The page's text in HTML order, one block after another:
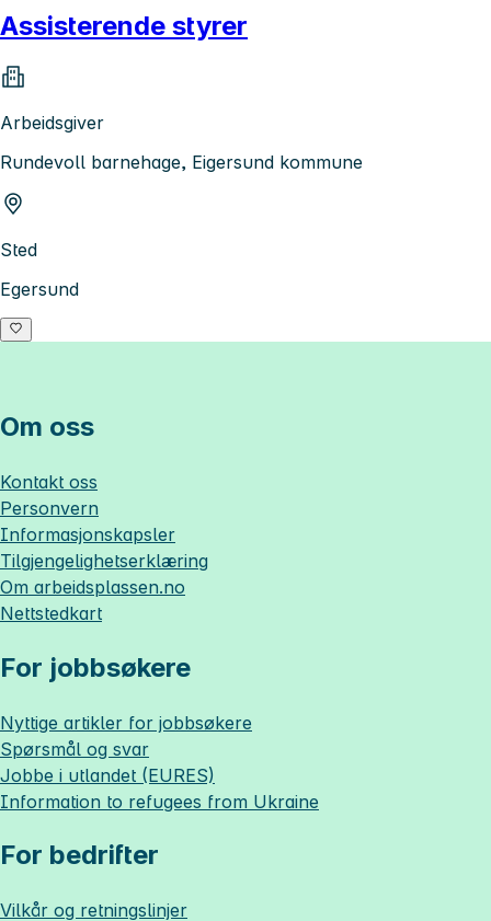
Assisterende styrer
Arbeidsgiver
Rundevoll barnehage, Eigersund kommune
Sted
Egersund
Om oss
Kontakt oss
Personvern
Informasjonskapsler
Tilgjengelighetserklæring
Om arbeidsplassen.no
Nettstedkart
For jobbsøkere
Nyttige artikler for jobbsøkere
Spørsmål og svar
Jobbe i utlandet (EURES)
Information to refugees from Ukraine
For bedrifter
Vilkår og retningslinjer